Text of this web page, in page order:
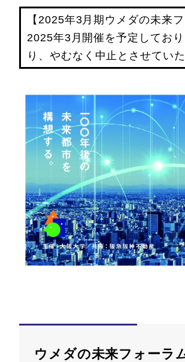
【2025年3月期ウメダの未来
2025年3月開催を予定してお
り、やむなく中止とさせてい
ウメダの未来フォーラ